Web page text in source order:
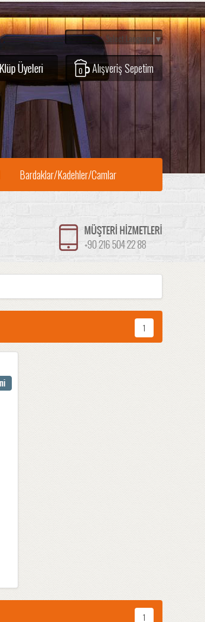
Alışveriş Sepetim
0
Select Language ▼
Bardaklar/Kadehler/Camlar
1
1